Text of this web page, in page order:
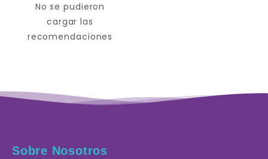
No se pudieron
cargar las
recomendaciones
Sobre Nosotros